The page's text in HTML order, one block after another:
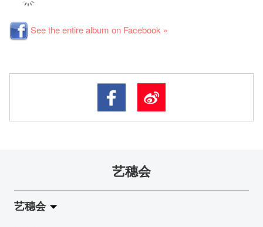
See the entire album on Facebook »
艺穗会
艺穗会